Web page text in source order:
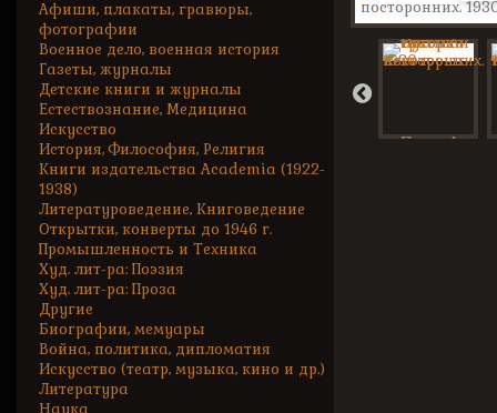
Афиши, плакаты, гравюры,
фотографии
Военное дело, военная история
Газеты, журналы
Детские книги и журналы
Естествознание, Медицина
Искусство
История, Философия, Религия
Книги издательства Academia (1922-
1938)
Литературоведение, Книговедение
Открытки, конверты до 1946 г.
Промышленность и Техника
Худ. лит-ра: Поэзия
Худ. лит-ра: Проза
Другие
Биографии, мемуары
Война, политика, дипломатия
Искусство (театр, музыка, кино и др.)
Литература
Наука